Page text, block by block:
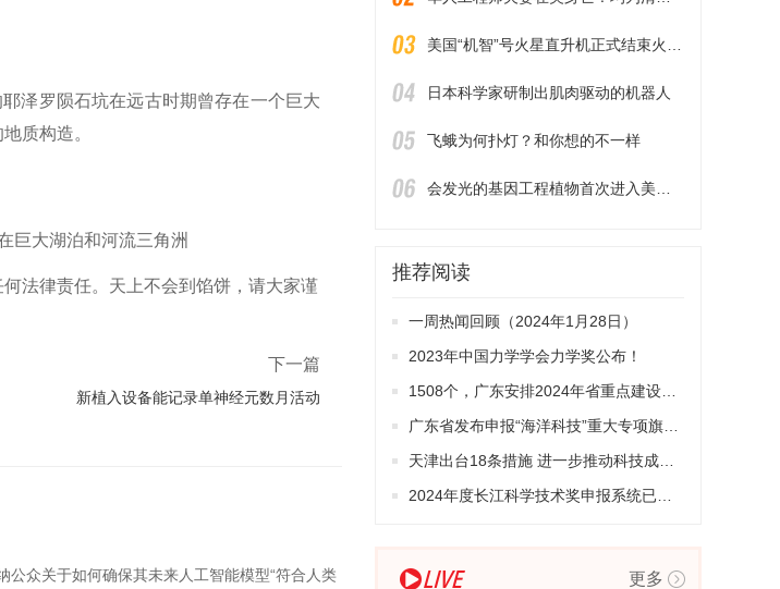
泽罗陨石坑在远古时期曾存在一个巨大
质构造。
巨大湖泊和河流三角洲
法律责任。天上不会到馅饼，请大家谨
下一篇
新植入设备能记录单神经元数月活动
公众关于如何确保其未来人工智能模型“符合人类
日本科学家研制出肌肉驱动的机器人
飞蛾为何扑灯？和你想的不一样
推荐阅读
一周热闻回顾（2024年1月28日）
2023年中国力学学会力学奖公布！
更多